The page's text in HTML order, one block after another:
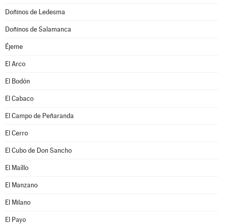
Doñinos de Ledesma
Doñinos de Salamanca
Éjeme
El Arco
El Bodón
El Cabaco
El Campo de Peñaranda
El Cerro
El Cubo de Don Sancho
El Maíllo
El Manzano
El Milano
El Payo